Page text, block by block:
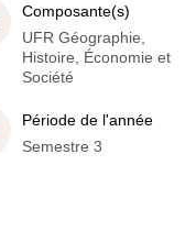
Composante(s)
UFR Géographie,
Histoire, Économie et
Société
Période de l'année
Semestre 3